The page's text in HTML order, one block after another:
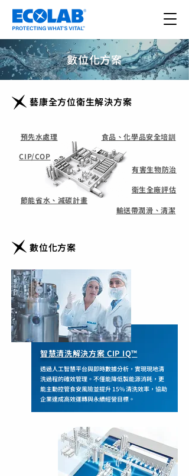
數位化方案
藝康全方位衛生解決方案
CIP/COP
預先水處理
節能省水、減碳計畫
食品、化學品安全培訓
有害生物防治
衛生全廠評估
輸送帶潤滑、清潔
數位化方案
智慧清洗解決方案 CIP IQ™
透過人工智慧平台與即時數據分析，實現現地清
洗過程的確效管理。不僅能降低製能源消耗，更
能主動控管食安風險並提升 15% 清洗效率，協助
企業達成高效運轉與永續經營目標。